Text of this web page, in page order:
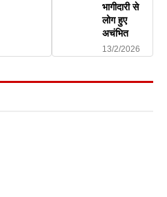
भागीदारी से
लोग हुए
अचंभित
13/2/2026